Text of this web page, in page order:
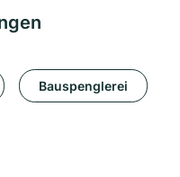
Bauspenglerei